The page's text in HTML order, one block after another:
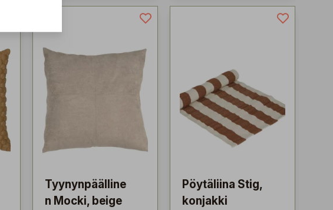
Tyynynpäälline
n Mocki, beige
Pöytäliina Stig,
konjakki